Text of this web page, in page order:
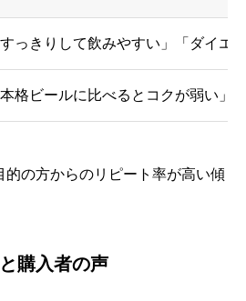
すっきりして飲みやすい」「ダイエ
本格ビールに比べるとコクが弱い」
的の方からのリピート率が高い傾
購入者の声